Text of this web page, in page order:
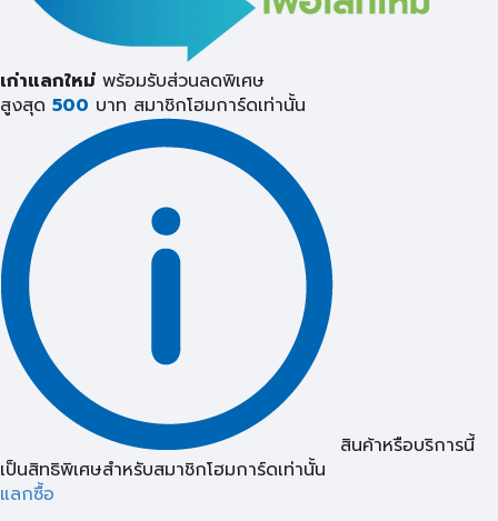
เก่าแลกใหม่ พร้อมรับส่วนลดพิเศษ
สูงสุด 500 บาท สมาชิกโฮมการ์ดเท่านั้น
สินค้าหรือบริการนี้
เป็นสิทธิพิเศษสำหรับสมาชิกโฮมการ์ดเท่านั้น
แลกซื้อ